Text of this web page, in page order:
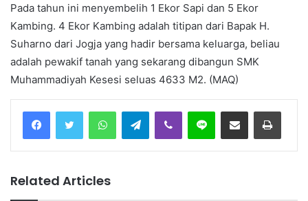
Pada tahun ini menyembelih 1 Ekor Sapi dan 5 Ekor
Kambing. 4 Ekor Kambing adalah titipan dari Bapak H.
Suharno dari Jogja yang hadir bersama keluarga, beliau
adalah pewakif tanah yang sekarang dibangun SMK
Muhammadiyah Kesesi seluas 4633 M2. (MAQ)
Telegram
Related Articles